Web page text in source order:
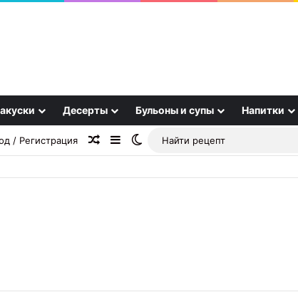
Десерты Бульоны и супы Напитки
/ Регистрация Случайная статья
SidebarSwitch skin